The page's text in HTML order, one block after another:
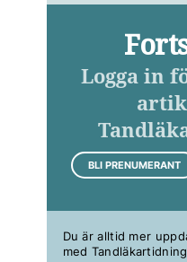
Logga in
BLI PRENUMERANT
Du är alltid mer
med